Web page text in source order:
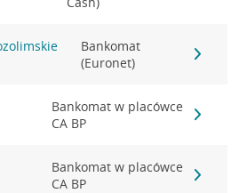
Bankomat
(Euronet)
Bankomat w placówce
CA BP
Bankomat w placówce
CA BP